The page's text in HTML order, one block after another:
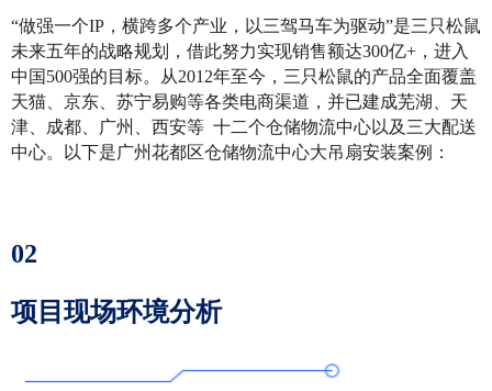
“做强一个IP，横跨多个产业，以三驾马车为驱动”是三只松鼠
未来五年的战略规划，借此努力实现销售额达300亿+，进入
中国500强的目标。从2012年至今，三只松鼠的产品全面覆盖
天猫、京东、苏宁易购等各类电商渠道，并已建成芜湖、天
津、成都、广州、西安等 十二个仓储物流中心以及三大配送
中心。以下是广州花都区仓储物流中心大吊扇安装案例：
02
项目现场环境分析